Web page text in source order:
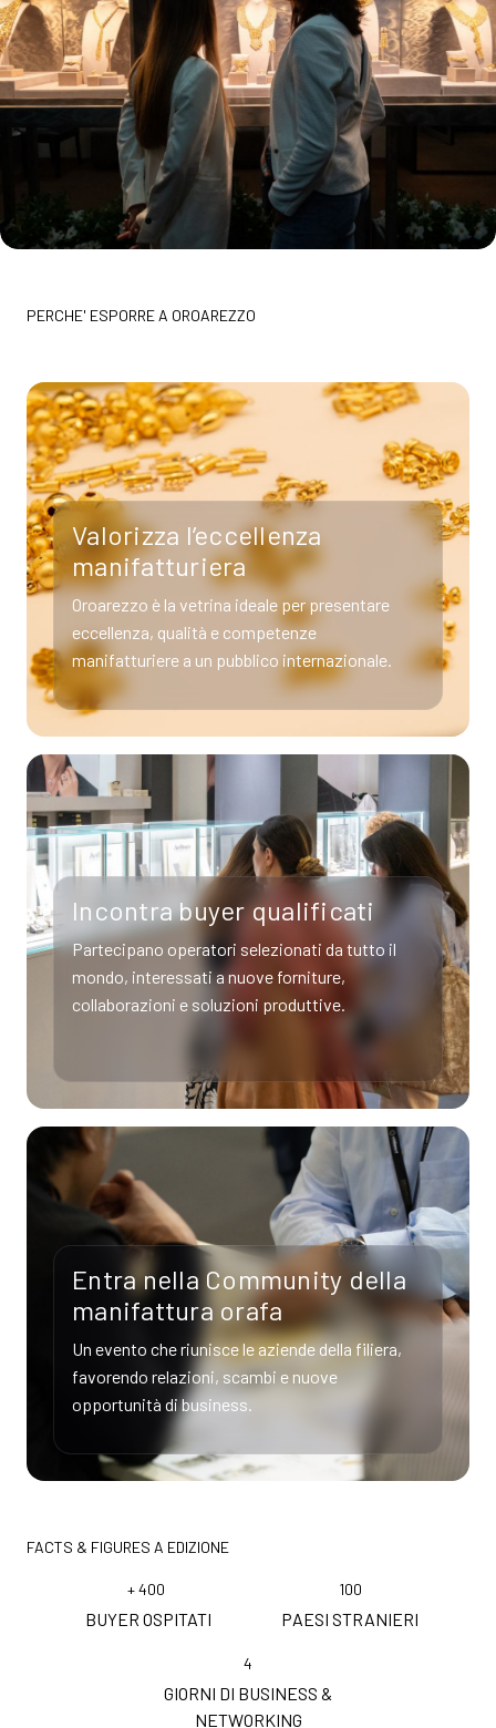
PERCHE' ESPORRE A OROAREZZO
Valorizza l’eccellenza
manifatturiera
Oroarezzo è la vetrina ideale per presentare
eccellenza, qualità e competenze
manifatturiere a un pubblico internazionale.
Incontra buyer qualificati
Partecipano operatori selezionati da tutto il
mondo, interessati a nuove forniture,
collaborazioni e soluzioni produttive.
Entra nella Community della
manifattura orafa
Un evento che riunisce le aziende della filiera,
favorendo relazioni, scambi e nuove
opportunità di business.
FACTS & FIGURES A EDIZIONE
+400
BUYER OSPITATI
100
PAESI STRANIERI
4
GIORNI DI BUSINESS &
NETWORKING